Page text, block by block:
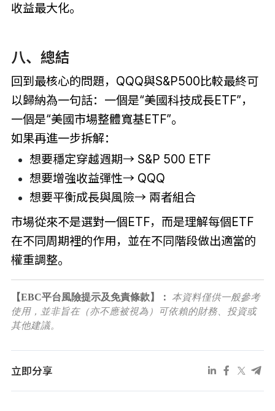
收益最大化。
八、總結
回到最核心的問題，QQQ與S&P500比較最終可
以歸納為一句話：一個是“美國科技成長ETF”，
一個是“美國市場整體寬基ETF”。
如果再進一步拆解：
想要穩定穿越週期→ S&P 500 ETF
想要增強收益彈性→ QQQ
想要平衡成長與風險→ 兩者組合
市場從來不是選對一個ETF，而是理解每個ETF
在不同周期裡的作用，並在不同階段做出適當的
權重調整。
【EBC平台風險提示及免責條款】：
本資料僅供一般參考
使用，並非旨在（亦不應被視為）可依賴的財務、投資或
其他建議。
立即分享